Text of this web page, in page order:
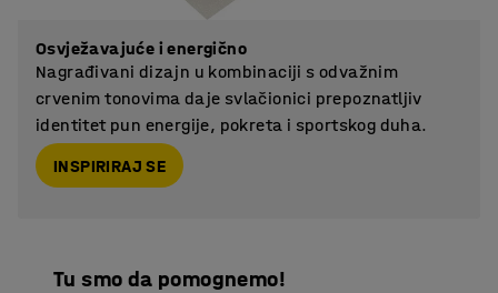
Osvježavajuće i energično
Nagrađivani dizajn u kombinaciji s odvažnim
crvenim tonovima daje svlačionici prepoznatljiv
identitet pun energije, pokreta i sportskog duha.
INSPIRIRAJ SE
Tu smo da pomognemo!